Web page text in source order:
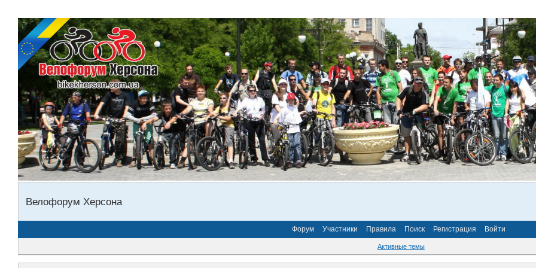
Велофорум Херсона
Форум Участники Правила Поиск Регистрация Войти
Активные темы